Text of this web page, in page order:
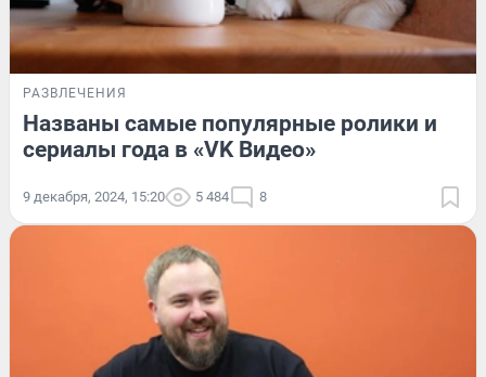
РАЗВЛЕЧЕНИЯ
Названы самые популярные ролики и
сериалы года в «VK Видео»
9 декабря, 2024, 15:20 5 484 8